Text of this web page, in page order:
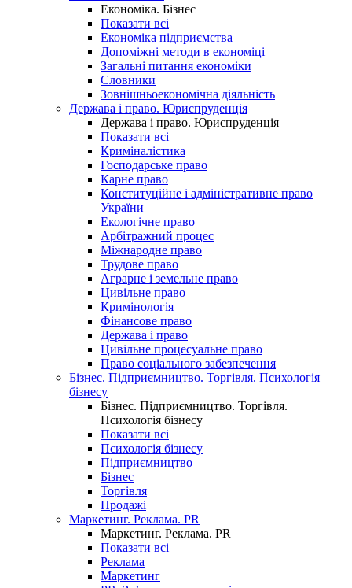
Економіка. Бізнес
Показати всі
Економіка підприємства
Допоміжні методи в економіці
Загальні питання економіки
Словники
Зовнішньоекономічна діяльність
Держава і право. Юриспруденція
Держава і право. Юриспруденція
Показати всі
Криміналістика
Господарське право
Карне право
Конституційне і адміністративне право
України
Екологічне право
Арбітражний процес
Міжнародне право
Трудове право
Аграрне і земельне право
Цивільне право
Кримінологія
Фінансове право
Держава і право
Цивільне процесуальне право
Право соціального забезпечення
Бізнес. Підприємництво. Торгівля. Психологія
бізнесу
Бізнес. Підприємництво. Торгівля.
Психологія бізнесу
Показати всі
Психологія бізнесу
Підприємництво
Бізнес
Торгівля
Продажі
Маркетинг. Реклама. PR
Маркетинг. Реклама. PR
Показати всі
Реклама
Маркетинг